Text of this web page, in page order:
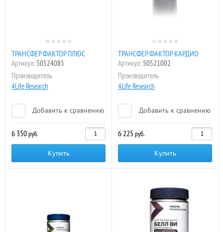
ТРАНСФЕР ФАКТОР ПЛЮС
Артикул: 50524085
Производитель
4Life Research
Добавить к сравнению
6 350руб.
Купить
ТРАНСФЕР ФАКТОР КАРДИО
Артикул: 50521002
Производитель
4Life Research
Добавить к сравнению
6 225 руб.
Купить